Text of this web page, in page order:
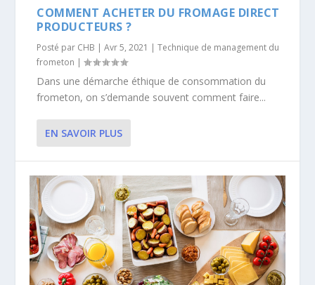
COMMENT ACHETER DU FROMAGE DIRECT
PRODUCTEURS ?
Posté par CHB |Avr 5, 2021 |Technique de management du
frometon |
Dans une démarche éthique de consommation du
frometon, on s’demande souvent comment faire...
EN SAVOIR PLUS